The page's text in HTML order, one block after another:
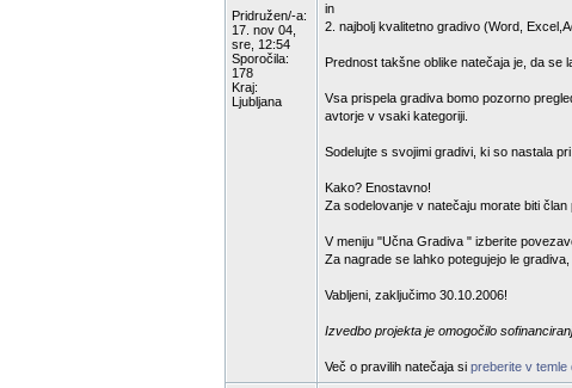
Pridružen/-a:
17. nov 04,
sre, 12:54
Sporočila:
178
Kraj:
Ljubljana
in
2. najbolj kvalitetno gradivo (Word,
Prednost takšne oblike natečaja je, da se
Vsa prispela gradiva bomo pozorno
avtorje v vsaki kategoriji.
Sodelujte s svojimi gradivi, ki so nastala
Kako? Enostavno!
Za sodelovanje v natečaju morate biti član
V meniju "Učna Gradiva " izberite
Za nagrade se lahko potegujejo le
Vabljeni, zaključimo 30.10.2006!
Izvedbo projekta je omogočilo
Več o pravilih natečaja si preberite v temle